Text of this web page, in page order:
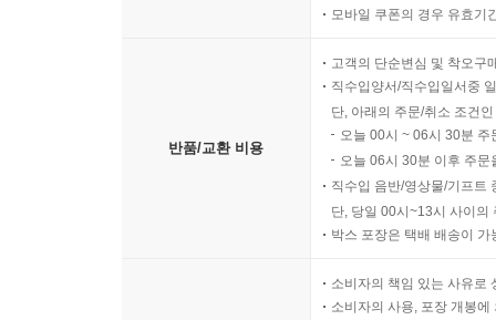
모바일 쿠폰의 경우 유효기
반품/교환 비용
고객의 단순변심 및 착오구
직수입양서/직수입일서중
단, 아래의 주문/취소 조건
오늘 00시 ~ 06시 30분
오늘 06시 30분 이후 주
직수입 음반/영상물/기프트
단, 당일 00시~13시 사이의
박스 포장은 택배 배송이
소비자의 책임 있는 사유로
소비자의 사용, 포장 개봉